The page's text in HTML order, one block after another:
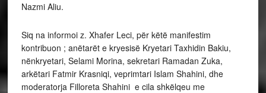
Nazmi Aliu.
Siq na informoi z. Xhafer Leci, për këtë manifestim
kontribuon ; anëtarët e kryesisë Kryetari Taxhidin Bakiu,
nënkryetari, Selami Morina, sekretari Ramadan Zuka,
arkëtari Fatmir Krasniqi, veprimtari Islam Shahini, dhe
moderatorja Filloreta Shahini e cila shkëlqeu me